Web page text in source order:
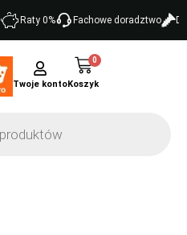
Raty 0% Fachowe doradztwo
Twoje konto
0